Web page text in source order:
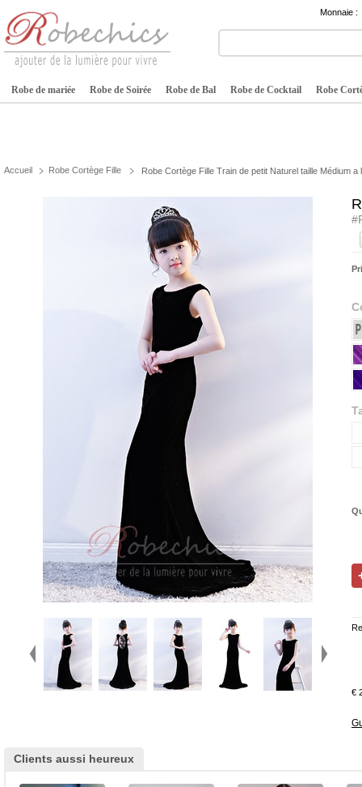
Monnaie :
Robe de mariée Robe de Soirée Robe de Bal Robe de Cocktail Robe
Accueil Robe Cortège Fille Robe Cortège Fille Train de petit Naturel taille Médium a
€
Clients aussi heureux